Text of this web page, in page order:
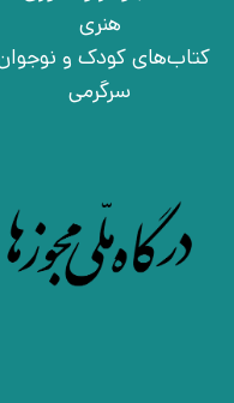
هنری
کتاب‌های کودک و
سرگرمی